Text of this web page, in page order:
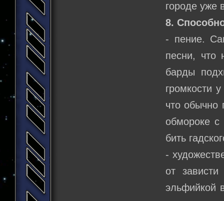
городе уже
8.
- пение.
песни, что
барды
громкости
что обычно
обмороке с
бить
-
от
эльфийкой